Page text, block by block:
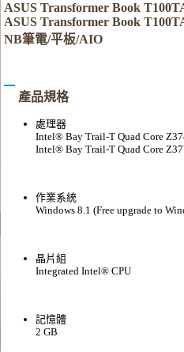
ASUS Transformer Book
ASUS Transformer Book
NB筆電/平板/AIO
產品規格
處理器
Intel® Bay Trail-T Quad Core
Intel® Bay Trail-T Quad Core
作業系統
Windows 8.1 (Free upgrade to
晶片組
Integrated Intel® CPU
記憶體
2 GB